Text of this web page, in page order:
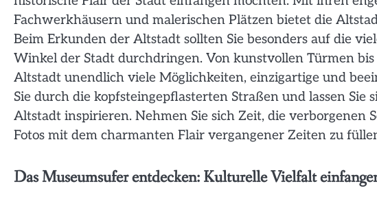
Fachwerkhäusern und malerischen Plätzen bietet die
Beim Erkunden der Altstadt sollten Sie besonders auf die
Winkel der Stadt durchdringen. Von kunstvollen Türmen
Altstadt unendlich viele Möglichkeiten, einzigartige und
Sie durch die kopfsteingepflasterten Straßen und lassen
Altstadt inspirieren. Nehmen Sie sich Zeit, die verborgenen
Fotos mit dem charmanten Flair vergangener Zeiten zu
Das Museumsufer entdecken: Kulturelle Vielfalt